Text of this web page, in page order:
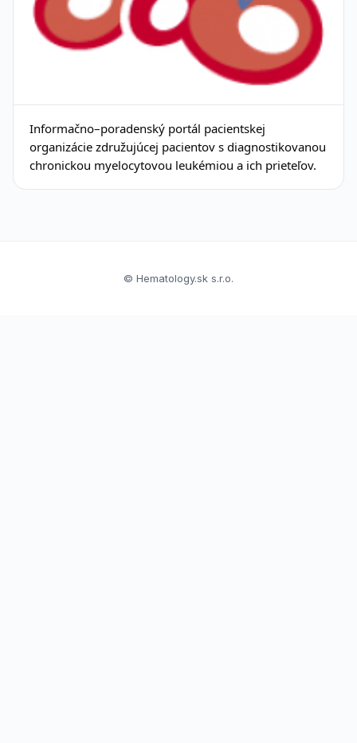
Informačno–poradenský portál pacientskej
organizácie združujúcej pacientov s diagnostikovanou
chronickou myelocytovou leukémiou a ich prieteľov.
© Hematology.sk s.r.o.